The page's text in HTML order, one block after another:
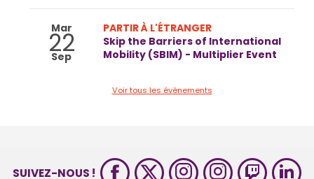
Mar
22
Sep
PARTIR À L'ÉTRANGER
Skip the Barriers of International
Mobility (SBIM) - Multiplier Event
Voir tous les évènements
SUIVEZ-NOUS !